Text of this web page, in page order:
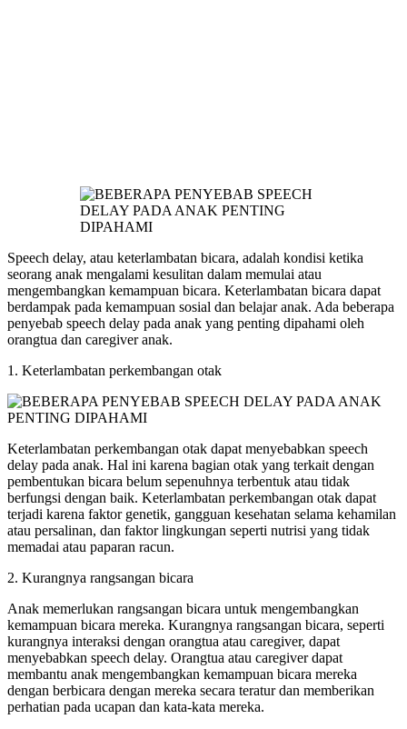
Speech delay, atau keterlambatan bicara, adalah kondisi ketika
seorang anak mengalami kesulitan dalam memulai atau
mengembangkan kemampuan bicara. Keterlambatan bicara dapat
berdampak pada kemampuan sosial dan belajar anak. Ada beberapa
penyebab speech delay pada anak yang penting dipahami oleh
orangtua dan caregiver anak.
1. Keterlambatan perkembangan otak
Keterlambatan perkembangan otak dapat menyebabkan speech
delay pada anak. Hal ini karena bagian otak yang terkait dengan
pembentukan bicara belum sepenuhnya terbentuk atau tidak
berfungsi dengan baik. Keterlambatan perkembangan otak dapat
terjadi karena faktor genetik, gangguan kesehatan selama kehamilan
atau persalinan, dan faktor lingkungan seperti nutrisi yang tidak
memadai atau paparan racun.
2. Kurangnya rangsangan bicara
Anak memerlukan rangsangan bicara untuk mengembangkan
kemampuan bicara mereka. Kurangnya rangsangan bicara, seperti
kurangnya interaksi dengan orangtua atau caregiver, dapat
menyebabkan speech delay. Orangtua atau caregiver dapat
membantu anak mengembangkan kemampuan bicara mereka
dengan berbicara dengan mereka secara teratur dan memberikan
perhatian pada ucapan dan kata-kata mereka.